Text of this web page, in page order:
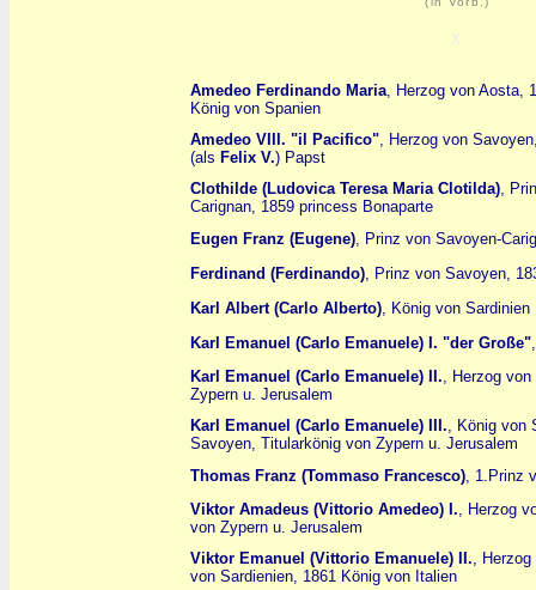
x
Amedeo Ferdinando Maria, Herzog von Aosta,
König von Spanien
Amedeo VIII. "il Pacifico", Herzog von
(als Felix V.) Papst
Clothilde (Ludovica Teresa Maria Clotilda),
Carignan, 1859 princess Bonaparte
Eugen Franz (Eugene), Prinz von Savoyen-
Ferdinand (Ferdinando), Prinz von Savoyen,
Karl Albert (Carlo Alberto), König von Sardinien
Karl Emanuel (Carlo Emanuele) I. "der Große"
Karl Emanuel (Carlo Emanuele) II., Herzog
Zypern u. Jerusalem
Karl Emanuel (Carlo Emanuele) III., König von
Savoyen, Titularkönig von Zypern u. Jerusalem
Thomas Franz (Tommaso Francesco), 1.Prinz
Viktor Amadeus (Vittorio Amedeo) I., Herzog
von Zypern u. Jerusalem
Viktor Emanuel (Vittorio Emanuele) II.,
von Sardienien, 1861 König von Italien